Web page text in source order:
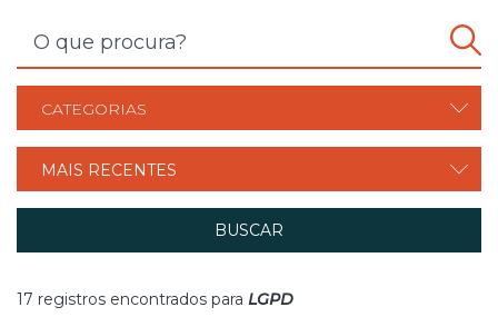
CATEGORIAS
MAIS RECENTES
BUSCAR
17 registros encontrados para LGPD